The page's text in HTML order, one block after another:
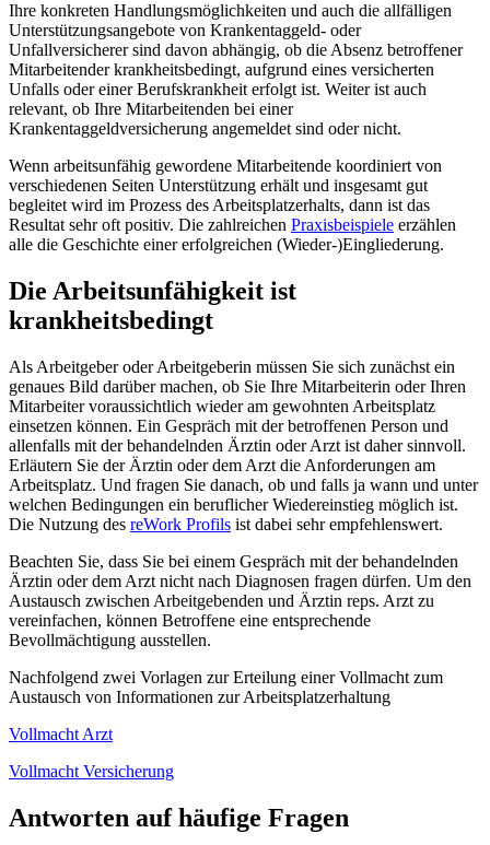
Ihre konkreten Handlungsmöglichkeiten und auch die allfälligen
Unterstützungsangebote von Krankentaggeld- oder
Unfallversicherer sind davon abhängig, ob die Absenz betroffener
Mitarbeitender krankheitsbedingt, aufgrund eines versicherten
Unfalls oder einer Berufskrankheit erfolgt ist. Weiter ist auch
relevant, ob Ihre Mitarbeitenden bei einer
Krankentaggeldversicherung angemeldet sind oder nicht.
Wenn arbeitsunfähig gewordene Mitarbeitende koordiniert von
verschiedenen Seiten Unterstützung erhält und insgesamt gut
begleitet wird im Prozess des Arbeitsplatzerhalts, dann ist das
Resultat sehr oft positiv. Die zahlreichen Praxisbeispiele ​​​​​​​ erzählen
alle die Geschichte einer erfolgreichen (Wieder-)Eingliederung.
Die Arbeitsunfähigkeit ist
krankheitsbedingt
Als Arbeitgeber oder Arbeitgeberin müssen Sie sich zunächst ein
genaues Bild darüber machen, ob Sie Ihre Mitarbeiterin oder Ihren
Mitarbeiter voraussichtlich wieder am gewohnten Arbeitsplatz
einsetzen können. Ein Gespräch mit der betroffenen Person und
allenfalls mit der behandelnden Ärztin oder Arzt ist daher sinnvoll.
Erläutern Sie der Ärztin oder dem Arzt die Anforderungen am
Arbeitsplatz. Und fragen Sie danach, ob und falls ja wann und unter
welchen Bedingungen ein beruflicher Wiedereinstieg möglich ist.
Die Nutzung des reWork Profils ist dabei sehr empfehlenswert.
Beachten Sie, dass Sie bei einem Gespräch mit der behandelnden
Ärztin oder dem Arzt nicht nach Diagnosen fragen dürfen. Um den
Austausch zwischen Arbeitgebenden und Ärztin reps. Arzt zu
vereinfachen, können Betroffene eine entsprechende
Bevollmächtigung ausstellen.
Nachfolgend zwei Vorlagen zur Erteilung einer Vollmacht zum
Austausch von Informationen zur Arbeitsplatzerhaltung
Vollmacht Arzt
Vollmacht Versicherung
Antworten auf häufige Fragen